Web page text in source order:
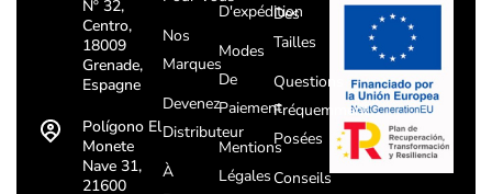
Nº 32,
Centro,
18009
Grenade,
Espagne
Polígono El
Monete
Nave 31,
21600
Nos
Marques
Devenez
Distributeur
À
D'expédition
Modes
De
Paiement
Mentions
Légales
Des
Tailles
Questions
Fréquemment
Posées
Conseils